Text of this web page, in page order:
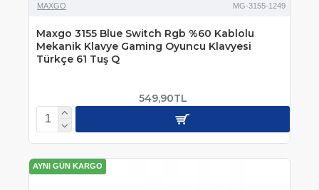
MAXGO MG-3155-1249
Maxgo 3155 Blue Switch Rgb %60 Kablolu
Mekanik Klavye Gaming Oyuncu Klavyesi
Türkçe 61 Tuş Q
549,90TL
AYNI GÜN KARGO